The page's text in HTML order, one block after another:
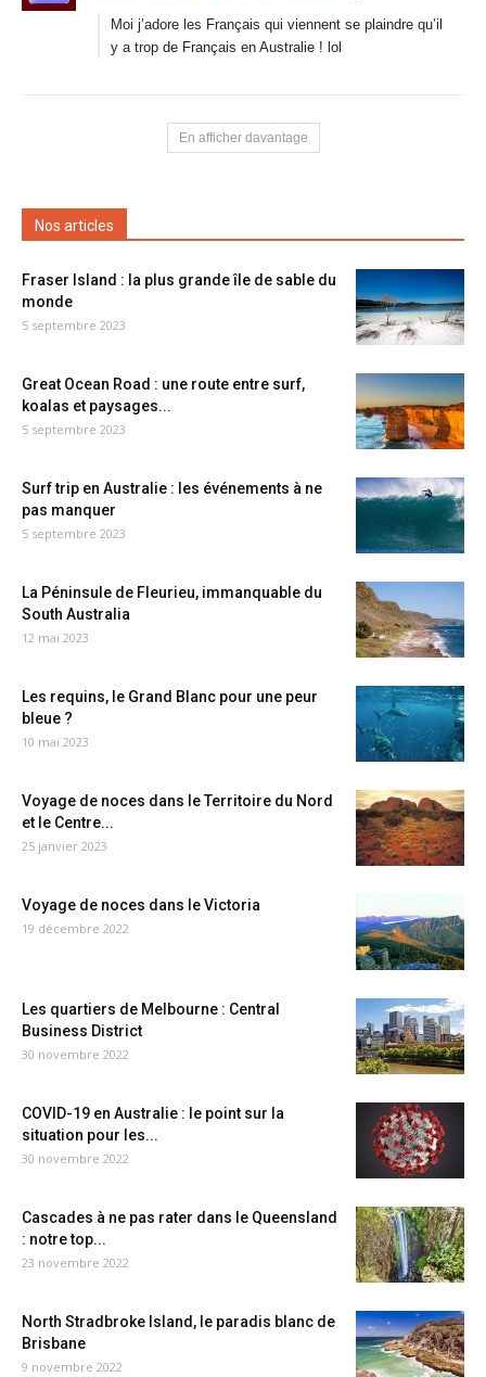
Moi j’adore les Français qui viennent se plaindre qu’il
y a trop de Français en Australie ! lol
En afficher davantage
Nos articles
Fraser Island : la plus grande île de sable du
monde
5 septembre 2023
Great Ocean Road : une route entre surf,
koalas et paysages...
5 septembre 2023
Surf trip en Australie : les événements à ne
pas manquer
5 septembre 2023
La Péninsule de Fleurieu, immanquable du
South Australia
12 mai 2023
Les requins, le Grand Blanc pour une peur
bleue ?
10 mai 2023
Voyage de noces dans le Territoire du Nord
et le Centre...
25 janvier 2023
Voyage de noces dans le Victoria
19 décembre 2022
Les quartiers de Melbourne : Central
Business District
30 novembre 2022
COVID-19 en Australie : le point sur la
situation pour les...
30 novembre 2022
Cascades à ne pas rater dans le Queensland
: notre top...
23 novembre 2022
North Stradbroke Island, le paradis blanc de
Brisbane
9 novembre 2022